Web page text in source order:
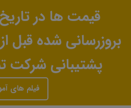
بروزرسانی شده قبل
پشتیبانی شرکت
فیلم های